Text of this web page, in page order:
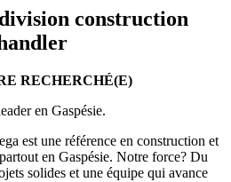
construction
RECHERCHÉ(E)
en Gaspésie.
est une référence en construction et
en Gaspésie. Notre force? Du
solides et une équipe qui avance